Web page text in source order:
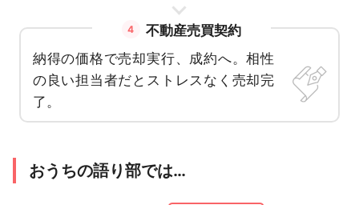
4
不動産売買契約
納得の価格で売却実行、成約へ。相性
の良い担当者だとストレスなく売却完
了。
おうちの語り部では…